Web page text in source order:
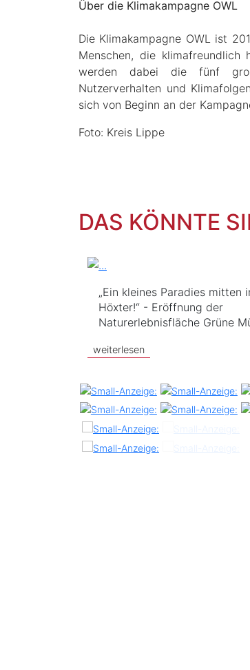
Über die Klimakampagne OWL
Die Klimakampagne OWL ist
Menschen, die klimafreundlich
werden dabei die fünf
Nutzerverhalten und
sich von Beginn an der
Foto: Kreis Lippe
DAS KÖNNTE
„Ein kleines Paradies mitten
Höxter!“ - Eröffnung der
Naturerlebnisfläche Grüne
weiterlesen